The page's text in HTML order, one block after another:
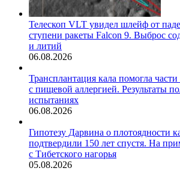
Телескоп VLT увидел шлейф от
ступени ракеты Falcon 9. Выброс
и литий
06.08.2026
Трансплантация кала помогла
с пищевой аллергией. Результаты
испытаниях
06.08.2026
Гипотезу Дарвина о плотоядности
подтвердили 150 лет спустя. На
с Тибетского нагорья
05.08.2026